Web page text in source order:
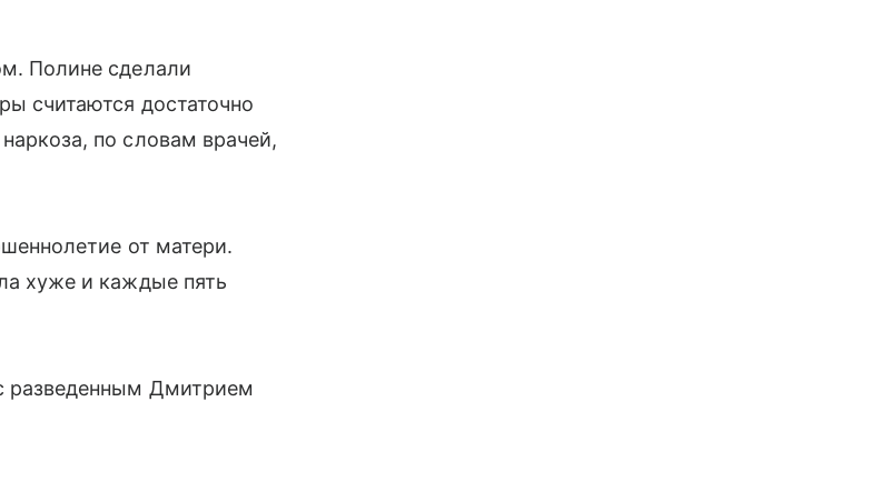
Полине сделали
считаются достаточно
по словам врачей,
от матери.
хуже и каждые пять
разведенным Дмитрием